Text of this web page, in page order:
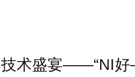
技术盛宴——“NI